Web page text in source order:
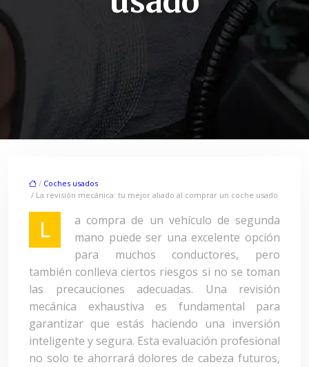
/ Coches usados
/ La revisión mecánica: tu mejor aliado al comprar un coche usado
L
a compra de un vehículo de segunda
mano puede ser una excelente opción
para muchos conductores, pero
también conlleva ciertos riesgos si no se toman
las precauciones adecuadas. Una revisión
mecánica exhaustiva es fundamental para
garantizar que estás haciendo una inversión
inteligente y segura. Esta evaluación profesional
no solo te ahorrará dolores de cabeza futuros,